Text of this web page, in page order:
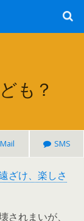
も？
Mail SMS
ざけ、楽しさ
れまいが、